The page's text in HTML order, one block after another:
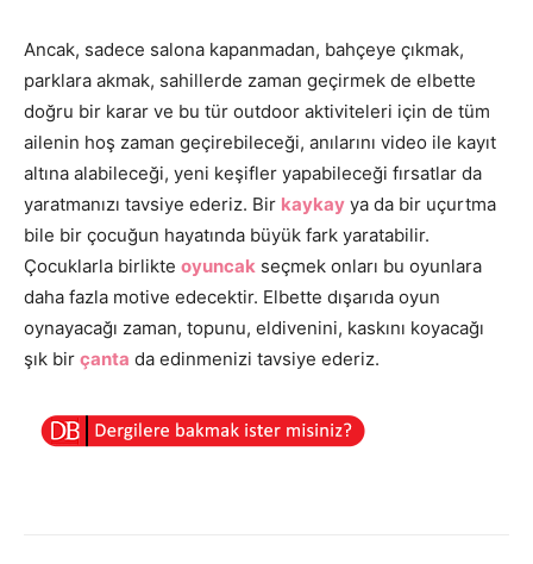
Ancak, sadece salona kapanmadan, bahçeye çıkmak,
parklara akmak, sahillerde zaman geçirmek de elbette
doğru bir karar ve bu tür outdoor aktiviteleri için de tüm
ailenin hoş zaman geçirebileceği, anılarını video ile kayıt
altına alabileceği, yeni keşifler yapabileceği fırsatlar da
yaratmanızı tavsiye ederiz. Bir kaykay ya da bir uçurtma
bile bir çocuğun hayatında büyük fark yaratabilir.
Çocuklarla birlikte oyuncak seçmek onları bu oyunlara
daha fazla motive edecektir. Elbette dışarıda oyun
oynayacağı zaman, topunu, eldivenini, kaskını koyacağı
şık bir çanta da edinmenizi tavsiye ederiz.